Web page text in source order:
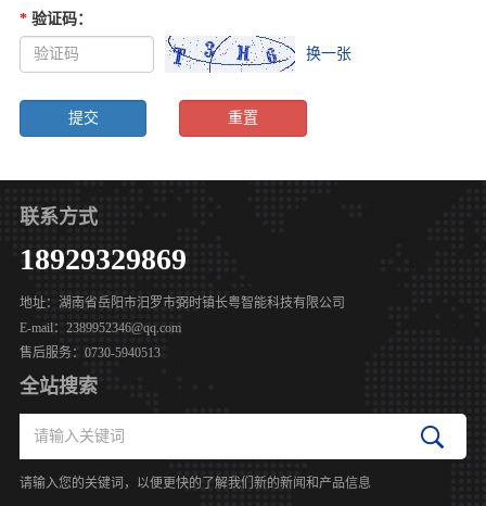
* 验证码：
换一张
联系方式
18929329869
地址：湖南省岳阳市汨罗市弼时镇长粤智能科技有限公司
E-mail：2389952346@qq.com
售后服务：0730-5940513
全站搜索
请输入您的关键词，以便更快的了解我们新的新闻和产品信息